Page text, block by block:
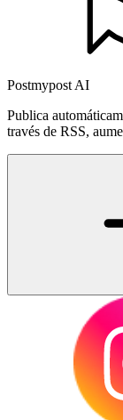
Postmypost AI
Publica
través de RSS,